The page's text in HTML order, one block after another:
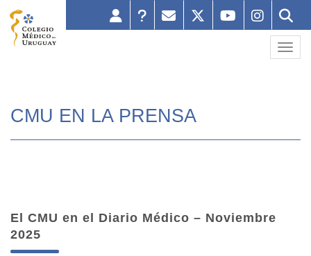
CMU EN LA PRENSA
El CMU en el Diario Médico – Noviembre
2025